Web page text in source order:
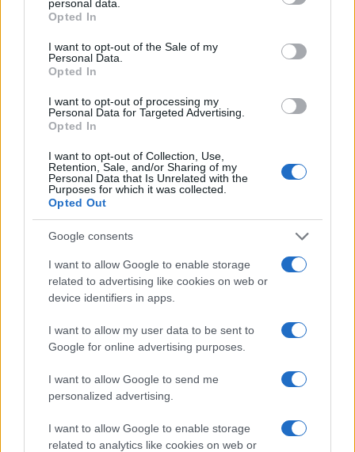
personal data.
Opted In
I want to opt-out of the Sale of my
Personal Data.
Opted In
I want to opt-out of processing my
Personal Data for Targeted Advertising.
Opted In
I want to opt-out of Collection, Use,
Retention, Sale, and/or Sharing of my
Personal Data that Is Unrelated with the
Purposes for which it was collected.
Opted Out
Google consents
I want to allow Google to enable storage
related to advertising like cookies on web or
device identifiers in apps.
I want to allow my user data to be sent to
Google for online advertising purposes.
I want to allow Google to send me
personalized advertising.
I want to allow Google to enable storage
related to analytics like cookies on web or
Giuseppe Conte. E allora che succede adesso?
a fare la stessa cosa (chiudere), ma ci inventiamo
che è il modello europeo?
Nicola Porro, 15 dicembre 2020
#COVID #LOCKDOWN #MASSIMO GALLI
Leggi i commenti
SEDUTE SATIRICHE
Vignetta del 04/08/2026
Vai all'archivio delle vignette